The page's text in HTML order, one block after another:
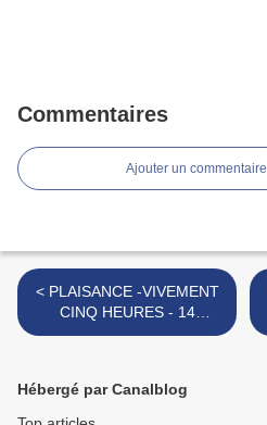
Commentaires
Ajouter un commentaire
< PLAISANCE -VIVEMENT
CINQ HEURES - 14
JUILLET 2017
Hébergé par Canalblog